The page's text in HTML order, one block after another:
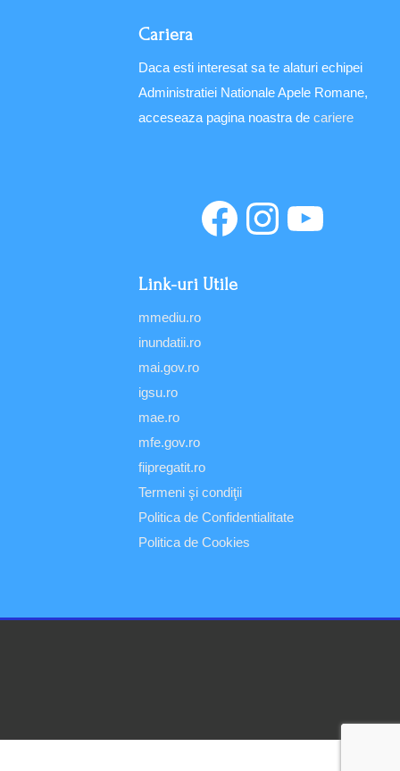
Cariera
Daca esti interesat sa te alaturi echipei
Administratiei Nationale Apele Romane,
acceseaza pagina noastra de cariere
Link-uri Utile
mmediu.ro
inundatii.ro
mai.gov.ro
igsu.ro
mae.ro
mfe.gov.ro
fiipregatit.ro
Termeni şi condiţii
Politica de Confidentialitate
Politica de Cookies